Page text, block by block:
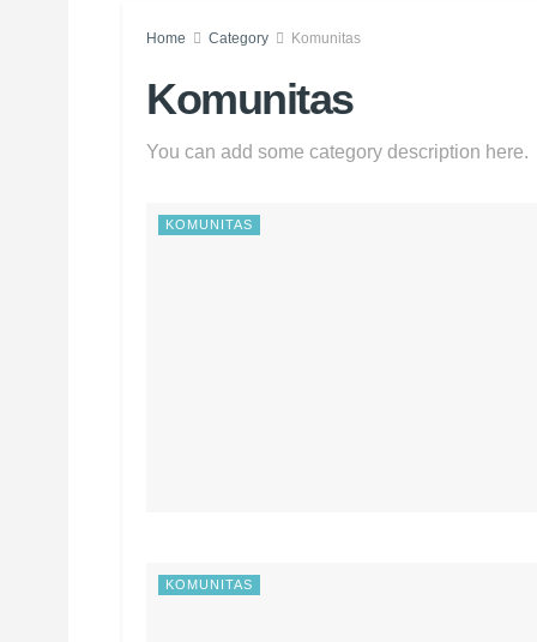
Home Category Komunitas
Komunitas
You can add some category description here.
KOMUNITAS
KOMUNITAS